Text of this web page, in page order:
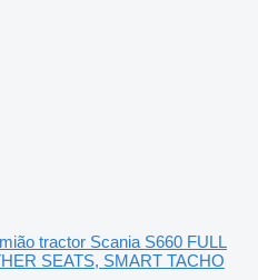
tractor Scania S660 FULL
SEATS, SMART TACHO